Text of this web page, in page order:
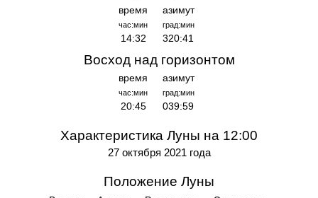
время
час:мин
14:32
азимут
град:мин
320:41
Восход над горизонтом
время
час:мин
20:45
азимут
град:мин
039:59
Характеристика Луны на 12:00
27 октября 2021 года
Положение Луны